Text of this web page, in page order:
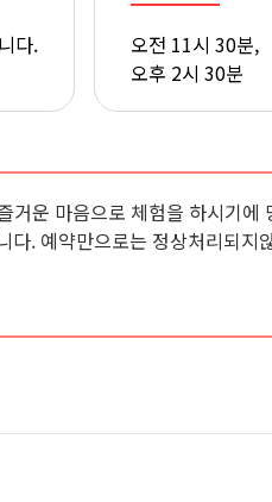
다.
오전 11시 30분,
오후 2시 30분
운 마음으로 체험을 하시기에
. 예약만으로는 정상처리되지